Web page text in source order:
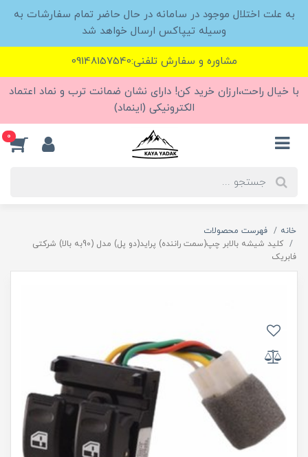
به علت اختلال موجود در سامانه در حال حاضر تمام سفارشات به
وسیله تیپاکس ارسال خواهد شد
مشاوره و سفارش تلفنی:09148157540
با خیال راحت،ارزان خرید کن! دارای نشان ضمانت ترب و نماد اعتماد
الکترونیکی (اینماد)
0
خانه
فهرست محصولات
کلید شیشه بالابر چپ(سمت راننده) پراید(دو پل) مدل (90به بالا) شرکتی
فابریک